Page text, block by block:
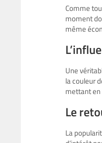
Comme
moment
même
Une
la couleur
mettant en
Le
La